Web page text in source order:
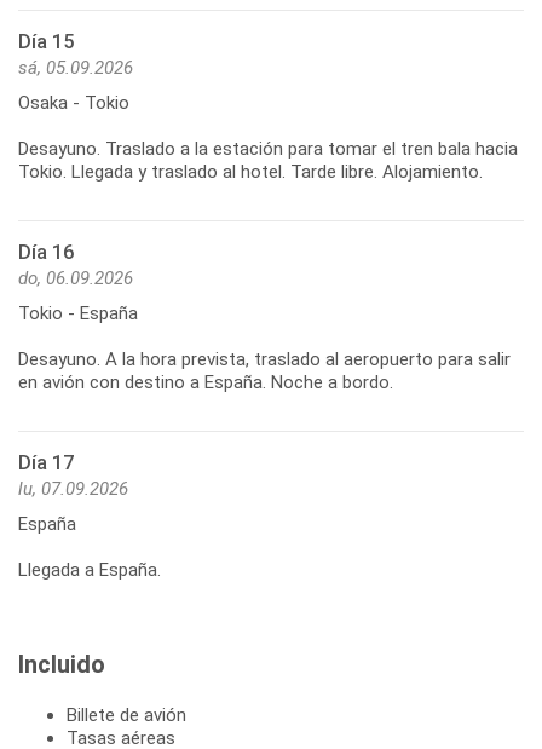
Día 15
sá, 05.09.2026
Osaka - Tokio
Desayuno. Traslado a la estación para tomar el tren bala hacia
Tokio. Llegada y traslado al hotel. Tarde libre. Alojamiento.
Día 16
do, 06.09.2026
Tokio - España
Desayuno. A la hora prevista, traslado al aeropuerto para salir
en avión con destino a España. Noche a bordo.
Día 17
lu, 07.09.2026
España
Llegada a España.
Incluido
Billete de avión
Tasas aéreas